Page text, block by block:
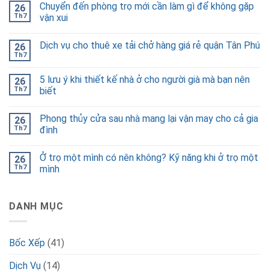
26
Th7
Chuyển đến phòng trọ mới cần làm gì để không gặp
vận xui
26
Th7
Dịch vụ cho thuê xe tải chở hàng giá rẻ quận Tân Phú
26
Th7
5 lưu ý khi thiết kế nhà ở cho người già mà bạn nên
biết
26
Th7
Phong thủy cửa sau nhà mang lại vận may cho cả gia
đình
26
Th7
Ở trọ một mình có nên không? Kỹ năng khi ở trọ một
mình
DANH MỤC
Bốc Xếp (41)
Dịch Vụ (14)